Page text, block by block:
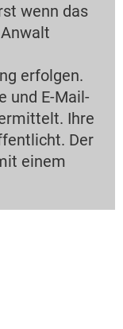
wenn das
erfolgen.
und E-Mail-
Ihre
Der
einem